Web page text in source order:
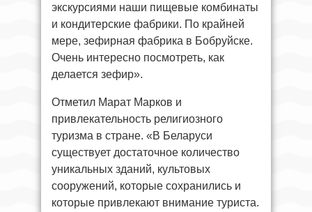
экскурсиями наши пищевые комбинаты
и кондитерские фабрики. По крайней
мере, зефирная фабрика в Бобруйске.
Очень интересно посмотреть, как
делается зефир».
Отметил Марат Марков и
привлекательность религиозного
туризма в стране. «В Беларуси
существует достаточное количество
уникальных зданий, культовых
сооружений, которые сохранились и
которые привлекают внимание туриста.